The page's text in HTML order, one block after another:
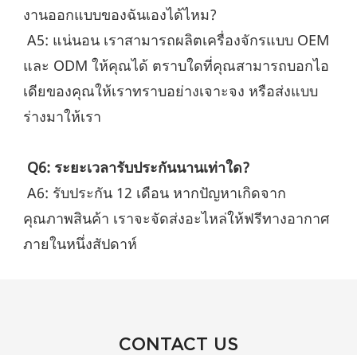
งานออกแบบของฉันเองได้ไหม?
และ ODM ให้คุณได้ ตราบใดที่คุณสามารถบอกไอ
เดียของคุณให้เราทราบอย่างเจาะจง หรือส่งแบบ
ร่างมาให้เรา
Q6: ระยะเวลารับประกันนานเท่าใด?
คุณภาพสินค้า เราจะจัดส่งอะไหล่ให้ฟรีทางอากาศ
ภายในหนึ่งสัปดาห์
CONTACT US